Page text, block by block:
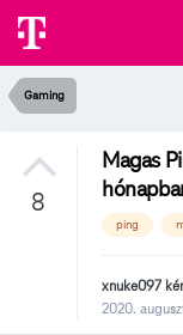
Gaming
8
Magas
ping
xnuke097
2020.